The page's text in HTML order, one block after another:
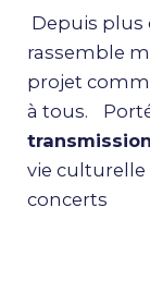
Depuis plus
rassemble
projet
à tous.
vie culturelle
concerts